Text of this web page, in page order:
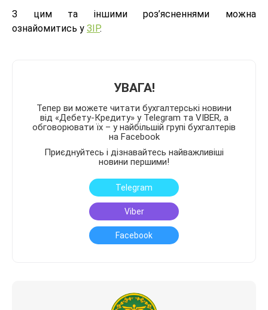
З цим та іншими роз’ясненнями можна
ознайомитись у ЗІР.
УВАГА!
Тепер ви можете читати бухгалтерські новини
від «Дебету-Кредиту» у Telegram та VIBER, а
обговорювати їх – у найбільшій групі бухгалтерів
на Facebook
Приєднуйтесь і дізнавайтесь найважливіші
новини першими!
Telegram
Viber
Facebook